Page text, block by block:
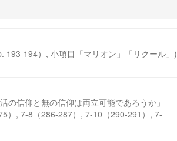
193-194）, 小項目「マリオン」「リクール」)
信仰と無の信仰は両立可能であろうか」
）, 7-8（286-287）, 7-10（290-291）, 7-